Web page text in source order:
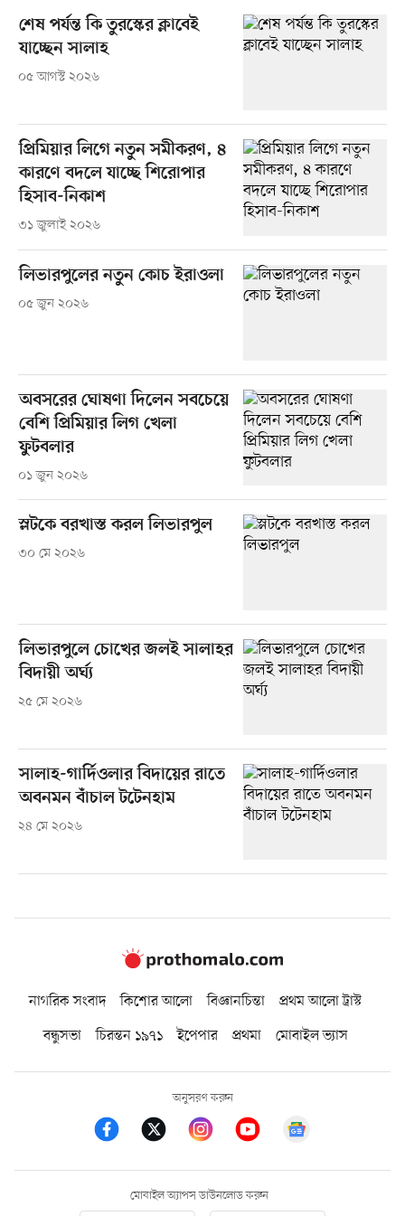
শেষ পর্যন্ত কি তুরস্কের ক্লাবেই
যাচ্ছেন সালাহ
০৫ আগস্ট ২০২৬
প্রিমিয়ার লিগে নতুন সমীকরণ, ৪
কারণে বদলে যাচ্ছে শিরোপার
হিসাব-নিকাশ
৩১ জুলাই ২০২৬
লিভারপুলের নতুন কোচ ইরাওলা
০৫ জুন ২০২৬
অবসরের ঘোষণা দিলেন সবচেয়ে
বেশি প্রিমিয়ার লিগ খেলা
ফুটবলার
০১ জুন ২০২৬
স্লটকে বরখাস্ত করল লিভারপুল
৩০ মে ২০২৬
লিভারপুলে চোখের জলই সালাহর
বিদায়ী অর্ঘ্য
২৫ মে ২০২৬
সালাহ-গার্দিওলার বিদায়ের রাতে
অবনমন বাঁচাল টটেনহাম
২৪ মে ২০২৬
নাগরিক সংবাদ কিশোর আলো বিজ্ঞানচিন্তা
প্রথম আলো ট্রাস্ট
বন্ধুসভা
চিরন্তন ১৯৭১ ইপেপার প্রথমা মোবাইল ভ্যাস
অনুসরণ করুন
মোবাইল অ্যাপস ডাউনলোড করুন